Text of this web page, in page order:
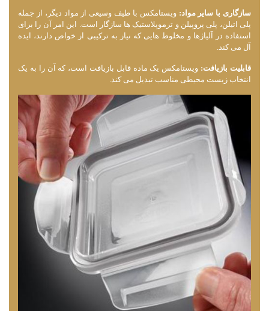
سازگاری با سایر مواد: ویستامکس با طیف وسیعی از مواد دیگر، از جمله
پلی اتیلن، پلی پروپیلن و ترموپلاستیک ‌ها سازگار است. این امر آن را برای
استفاده در آلیاژها و مخلوط‌ هایی که نیاز به ترکیبی از خواص دارند، ایده
‌آل می ‌کند.
قابلیت بازیافت: ویستامکس یک ماده قابل بازیافت است، که آن را به یک
انتخاب زیست ‌محیطی مناسب تبدیل می ‌کند.